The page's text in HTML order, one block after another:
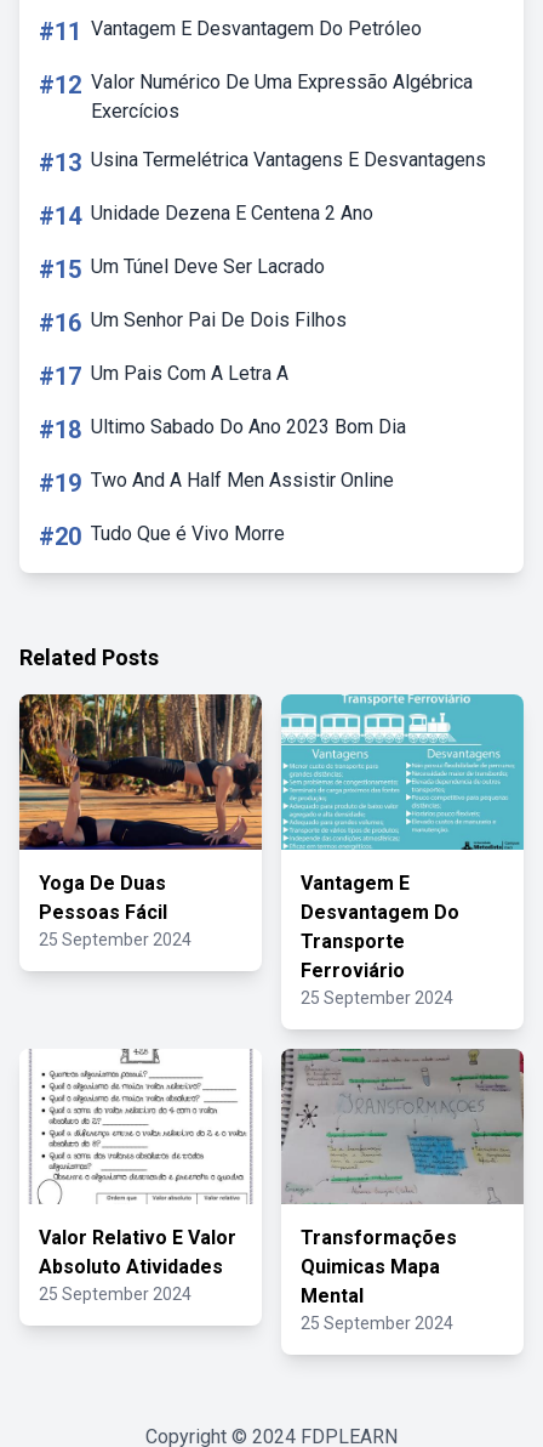
#11 Vantagem E Desvantagem Do Petróleo
#12 Valor Numérico De Uma Expressão Algébrica
Exercícios
#13 Usina Termelétrica Vantagens E Desvantagens
#14 Unidade Dezena E Centena 2 Ano
#15 Um Túnel Deve Ser Lacrado
#16 Um Senhor Pai De Dois Filhos
#17 Um Pais Com A Letra A
#18 Ultimo Sabado Do Ano 2023 Bom Dia
#19 Two And A Half Men Assistir Online
#20 Tudo Que é Vivo Morre
Related Posts
Yoga De Duas
Pessoas Fácil
25 September 2024
Vantagem E
Desvantagem Do
Transporte
Ferroviário
25 September 2024
Valor Relativo E Valor
Absoluto Atividades
25 September 2024
Transformações
Quimicas Mapa
Mental
25 September 2024
Copyright © 2024 FDPLEARN